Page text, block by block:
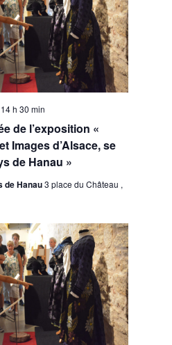
de l’exposition «
Images d’Alsace, se
de Hanau »
h 30 min
de Hanau3 place du Château ,